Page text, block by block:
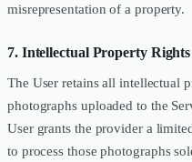
misrepresentation of a property.
7. Intellectual Property Rights
The User retains all intellectual
photographs uploaded to the
User grants the provider a
to process those photographs